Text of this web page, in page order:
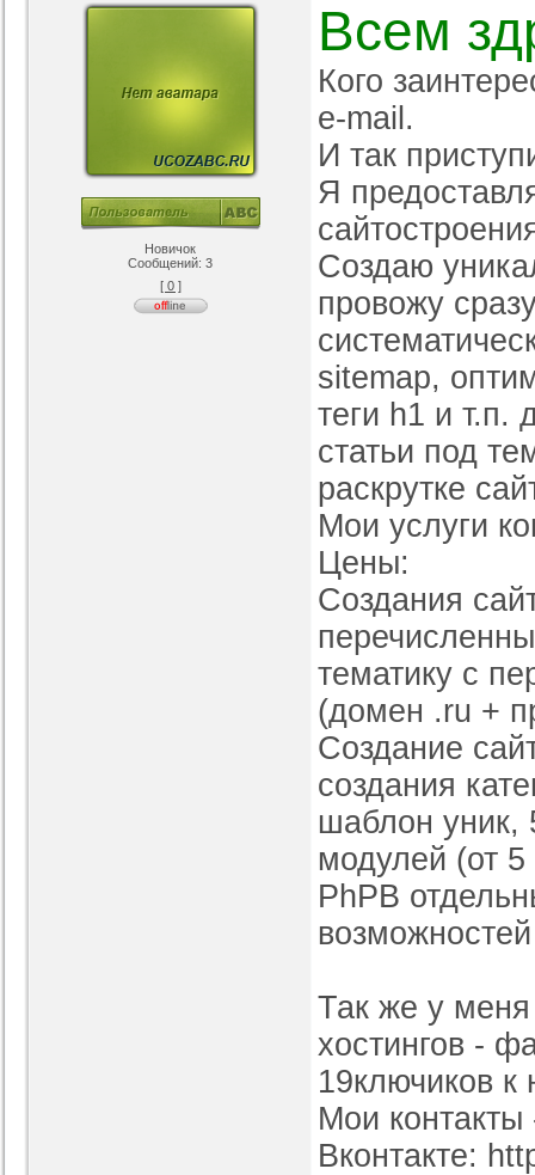
музыкальной
Шаблон для Ucoz : Irene
Сборник лучших шаблонов
уходящего года
Категория : Ucoz
Шаблон для ucoz Wow-Good
Категория :
uNI-Lite для uCoz
Категория :Ucoz
Новичок
Сообщений: 3
[ 0 ]
Всем
Кого
e-mail.
И так
Я
Создаю
провожу
sitemap,
теги h1 и т.п.
статьи под
раскрутке
Мои услуги
Цены:
Создания
тематику с
(домен .ru +
Создание
создания
шаблон уник,
модулей (от
PhPB
Так же у меня
хостингов -
19ключиков
Мои
Вконтакте: